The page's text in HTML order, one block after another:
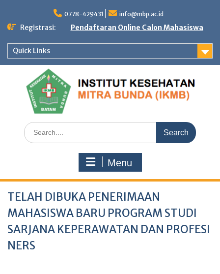
content
0778-429431 info@mbp.ac.id
Registrasi: Pendaftaran Online Calon Mahasiswa
Quick Links
Search
for:
Menu
TELAH DIBUKA PENERIMAAN
MAHASISWA BARU PROGRAM STUDI
SARJANA KEPERAWATAN DAN PROFESI
NERS